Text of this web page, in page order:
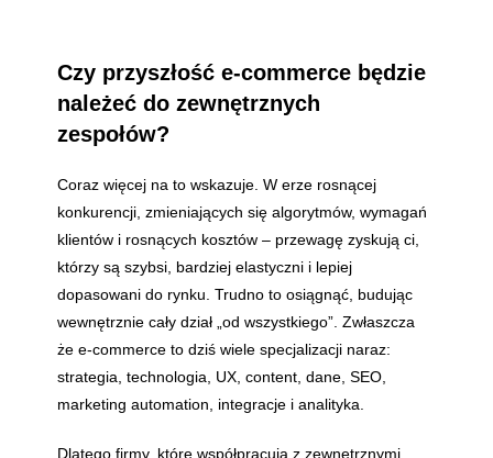
Czy przyszłość e-commerce będzie
należeć do zewnętrznych
zespołów?
Coraz więcej na to wskazuje. W erze rosnącej
konkurencji, zmieniających się algorytmów, wymagań
klientów i rosnących kosztów – przewagę zyskują ci,
którzy są szybsi, bardziej elastyczni i lepiej
dopasowani do rynku. Trudno to osiągnąć, budując
wewnętrznie cały dział „od wszystkiego”. Zwłaszcza
że e-commerce to dziś wiele specjalizacji naraz:
strategia, technologia, UX, content, dane, SEO,
marketing automation, integracje i analityka.
Dlatego firmy, które współpracują z zewnętrznymi